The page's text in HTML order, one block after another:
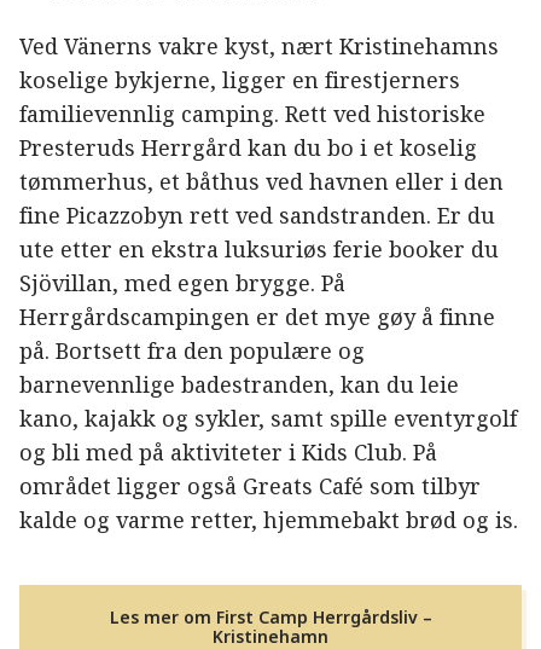
Ved Vänerns vakre kyst, nært Kristinehamns
koselige bykjerne, ligger en firestjerners
familievennlig camping. Rett ved historiske
Presteruds Herrgård kan du bo i et koselig
tømmerhus, et båthus ved havnen eller i den
fine Picazzobyn rett ved sandstranden. Er du
ute etter en ekstra luksuriøs ferie booker du
Sjövillan, med egen brygge. På
Herrgårdscampingen er det mye gøy å finne
på. Bortsett fra den populære og
barnevennlige badestranden, kan du leie
kano, kajakk og sykler, samt spille eventyrgolf
og bli med på aktiviteter i Kids Club. På
området ligger også Greats Café som tilbyr
kalde og varme retter, hjemmebakt brød og is.
Les mer om First Camp Herrgårdsliv –
Kristinehamn